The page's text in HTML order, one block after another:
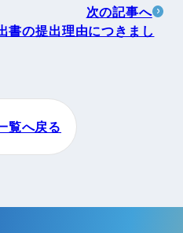
次の記事へ
書の提出理由につきまし
覧へ戻る